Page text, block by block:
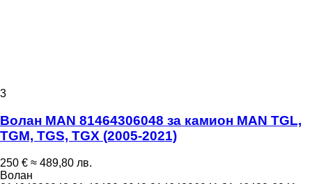
3
Волан MAN 81464306048 за камион MAN TGL,
TGM, TGS, TGX (2005-2021)
250 € ≈ 489,80 лв.
Волан